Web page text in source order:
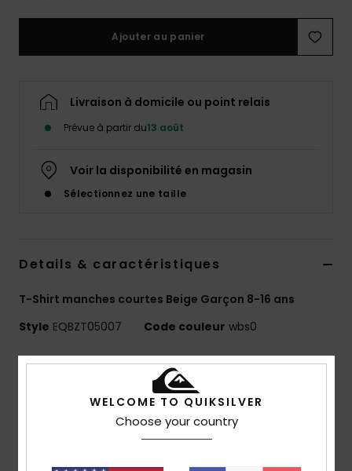
Ajouter au panier
Livraison à domicile ou point relais
Prévue à partir du13 août
Voir la disponibilité en magasin
Sélectionnez une taille
Details & caractéristiques
T-Shirt manches courtes Beige Garçon 8-16 ans
Style EQBZT05007 Code couleur wbs0
Caractéristiques
MADE BETTER
25 % de coton recyclé issu de chutes de production
WELCOME TO QUIKSILVER
Choose your country